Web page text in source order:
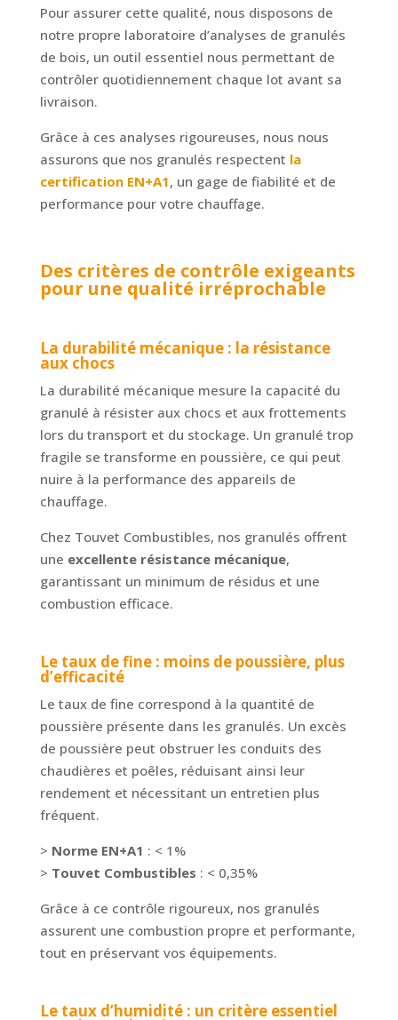
Pour assurer cette qualité, nous disposons de
notre propre laboratoire d’analyses de granulés
de bois, un outil essentiel nous permettant de
contrôler quotidiennement chaque lot avant sa
livraison.
Grâce à ces analyses rigoureuses, nous nous
assurons que nos granulés respectent la
certification EN+A1, un gage de fiabilité et de
performance pour votre chauffage.
Des critères de contrôle exigeants
pour une qualité irréprochable
La durabilité mécanique : la résistance
aux chocs
La durabilité mécanique mesure la capacité du
granulé à résister aux chocs et aux frottements
lors du transport et du stockage. Un granulé trop
fragile se transforme en poussière, ce qui peut
nuire à la performance des appareils de
chauffage.
Chez Touvet Combustibles, nos granulés offrent
une excellente résistance mécanique,
garantissant un minimum de résidus et une
combustion efficace.
Le taux de fine : moins de poussière, plus
d’efficacité
Le taux de fine correspond à la quantité de
poussière présente dans les granulés. Un excès
de poussière peut obstruer les conduits des
chaudières et poêles, réduisant ainsi leur
rendement et nécessitant un entretien plus
fréquent.
> Norme EN+A1 : < 1%
> Touvet Combustibles : < 0,35%
Grâce à ce contrôle rigoureux, nos granulés
assurent une combustion propre et performante,
tout en préservant vos équipements.
Le taux d’humidité : un critère essentiel